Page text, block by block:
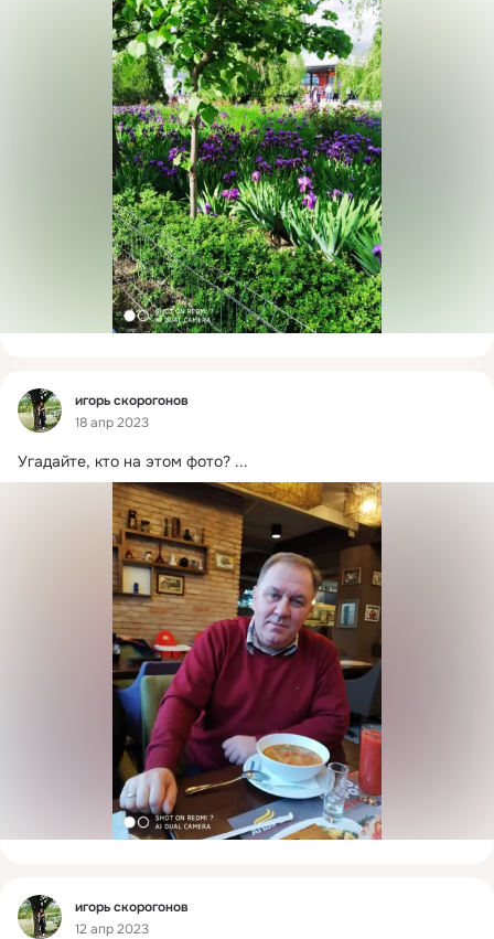
Фид
игорь скорогонов
18 апр 2023
Угадайте, кто на этом фото? ...
Фид
игорь скорогонов
12 апр 2023